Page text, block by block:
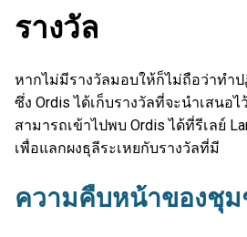
รางวัล
หากไม่มีรางวัลมอบให้ก็ไม่ถือว่าทำ
ซึ่ง Ordis ได้เก็บรางวัลที่จะนำเสนอ
สามารถเข้าไปพบ Ordis ได้ที่รีเลย์
เพื่อแลกผงธุลีระเหยกับรางวัลที่มี
ความคืบหน้าของชุ